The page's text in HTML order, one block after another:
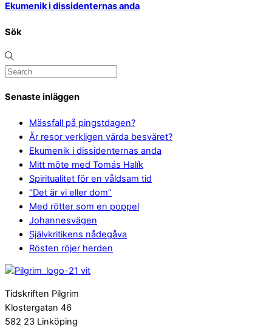
Ekumenik i dissidenternas anda
Sök
Senaste inläggen
Mässfall på pingstdagen?
Är resor verkligen värda besväret?
Ekumenik i dissidenternas anda
Mitt möte med Tomás Halík
Spiritualitet för en våldsam tid
“Det är vi eller dom”
Med rötter som en poppel
Johannesvägen
Självkritikens nådegåva
Rösten röjer herden
Tidskriften Pilgrim
Klostergatan 46
582 23 Linköping